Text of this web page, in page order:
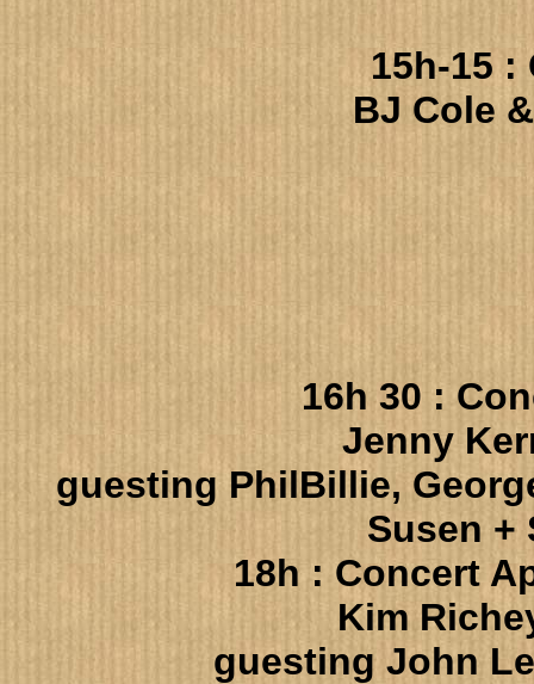
15h-15 :
BJ Cole
16h 30 :
Jenny
guesting PhilBillie,
Susen +
18h : Concert
Kim
guesting John